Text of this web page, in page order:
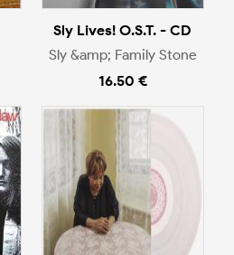
Sly Lives! O.S.T. - CD
Sly &amp; Family Stone
16.50 €